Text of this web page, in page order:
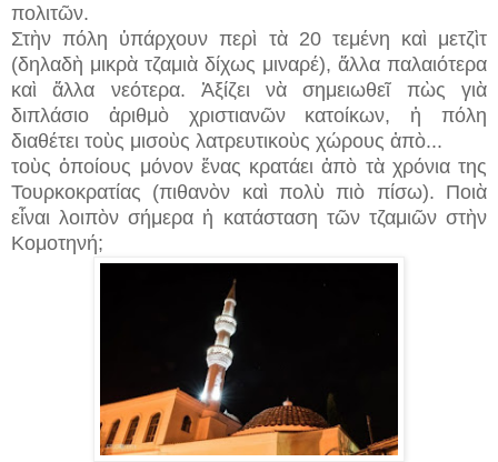
πολιτῶν.
Στὴν πόλη ὑπάρχουν περὶ τὰ 20 τεμένη καὶ μετζὶτ
(δηλαδὴ μικρὰ τζαμιὰ δίχως μιναρέ), ἄλλα παλαιότερα
καὶ ἄλλα νεότερα. Ἀξίζει νὰ σημειωθεῖ πὼς γιὰ
διπλάσιο ἀριθμὸ χριστιανῶν κατοίκων, ἡ πόλη
διαθέτει τοὺς μισοὺς λατρευτικοὺς χώρους ἀπὸ...
τοὺς ὁποίους μόνον ἕνας κρατάει ἀπὸ τὰ χρόνια της
Τουρκοκρατίας (πιθανὸν καὶ πολὺ πιὸ πίσω). Ποιὰ
εἶναι λοιπὸν σήμερα ἡ κατάσταση τῶν τζαμιῶν στὴν
Κομοτηνή;